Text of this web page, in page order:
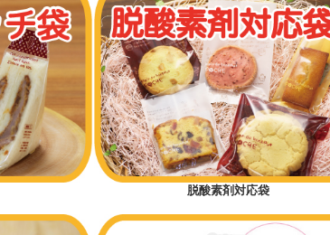
脱酸素剤対応袋